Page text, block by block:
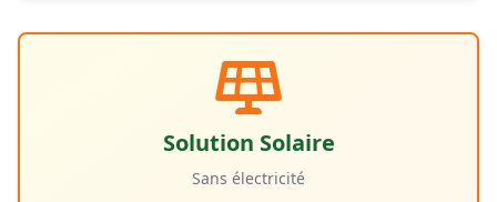
Solution Solaire
Sans électricité